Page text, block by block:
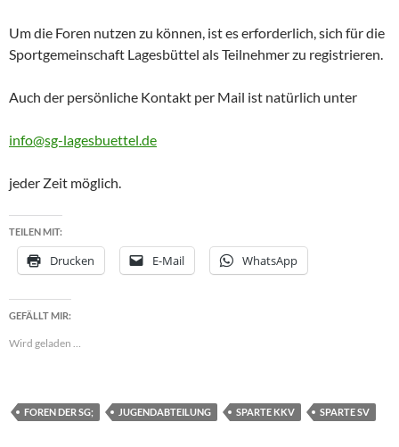
Um die Foren nutzen zu können, ist es erforderlich, sich für die
Sportgemeinschaft Lagesbüttel als Teilnehmer zu registrieren.
Auch der persönliche Kontakt per Mail ist natürlich unter
info@sg-lagesbuettel.de
jeder Zeit möglich.
TEILEN MIT:
Drucken E-Mail WhatsApp
GEFÄLLT MIR:
Wird geladen …
FOREN DER SG; JUGENDABTEILUNG SPARTE KKV SPARTE SV